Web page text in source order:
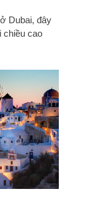
Dubai, đây
chiều cao